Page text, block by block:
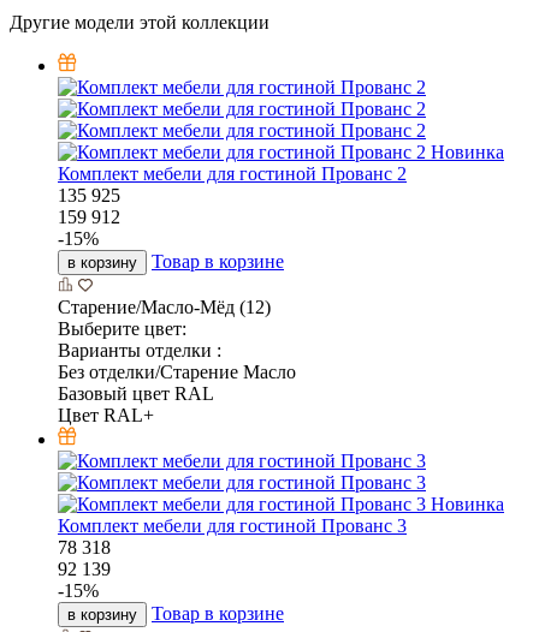
Другие модели этой коллекции
Новинка
Комплект мебели для гостиной Прованс 2
135 925
159 912
-15%
в корзину Товар в корзине
Старение/Масло-Мёд (12)
Выберите цвет:
Варианты отделки :
Без отделки/Старение Масло
Базовый цвет RAL
Цвет RAL+
Новинка
Комплект мебели для гостиной Прованс 3
78 318
92 139
-15%
в корзину Товар в корзине